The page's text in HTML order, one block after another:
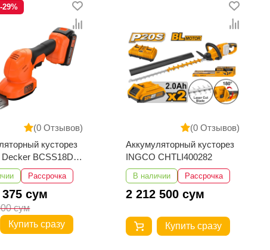
(0 Отзывов)
29%
кусторез
BCSS18D1-
Рассрочка
375 сум
сум
Купить сразу
(0 Отзывов)
Аккумуляторный кусторез
INGCO CHTLI400282
В наличии Рассрочка
2 212 500 сум
Купить сразу